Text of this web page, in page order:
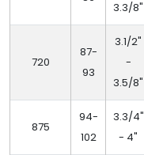
3.3/8"
720
87-
93
3.1/2"
-
3.5/8"
875
94-
102
3.3/4"
- 4"